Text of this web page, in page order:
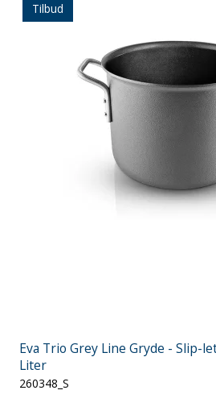
Tilbud
Eva Trio Grey Line Gryde - Slip-
Liter
260348_S